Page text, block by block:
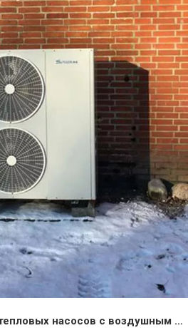
Лучшие производители тепловых насосов с воздушным источником в 2022 году